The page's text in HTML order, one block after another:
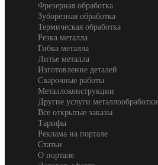
Фрезерная обработка
Зуборезная обработка
Термическая обработка
Резка металла
Гибка металла
Литье металла
Изготовление деталей
Сварочные работы
Металлоконструкции
Другие услуги металлообработки
Все открытые заказы
Тарифы
Реклама на портале
Статьи
О портале